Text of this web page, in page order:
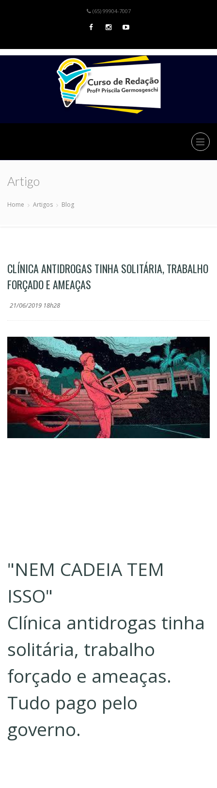
(65) 99904-7007
Artigo
Home Artigos Blog
CLÍNICA ANTIDROGAS TINHA SOLITÁRIA, TRABALHO
FORÇADO E AMEAÇAS
21/06/2019 18h28
"NEM CADEIA TEM
ISSO"
Clínica antidrogas tinha
solitária, trabalho
forçado e ameaças.
Tudo pago pelo
governo.